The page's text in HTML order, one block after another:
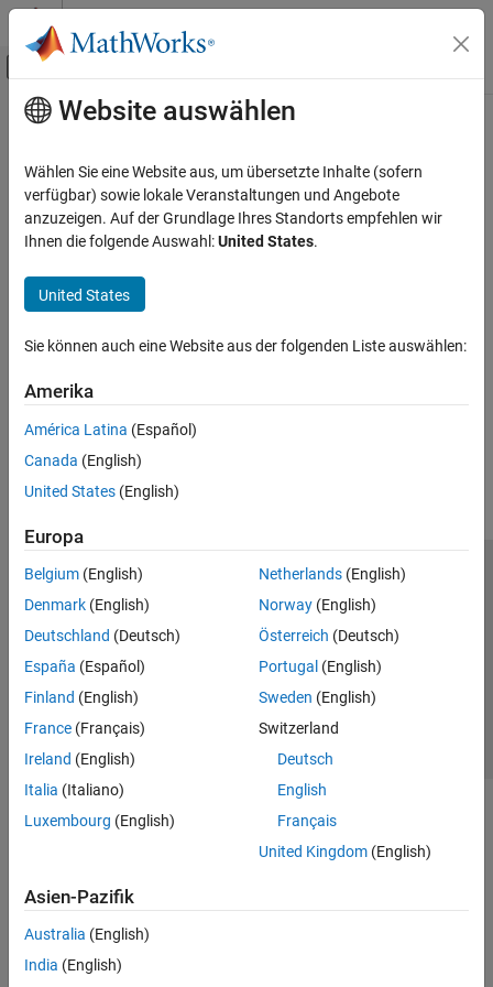
Weiter zum Inhalt
Umschaltung für Off-Canvas-
Startseite der Dokumentation
Hauptinhalt
How useful was this information?
Website auswählen
Wählen Sie eine Website aus, um übersetzte Inhalte (sofern
verfügbar) sowie lokale Veranstaltungen und Angebote
anzuzeigen. Auf der Grundlage Ihres Standorts empfehlen wir
Ihnen die folgende Auswahl:United States.
United States
Sie können auch eine Website aus der folgenden Liste auswählen:
Amerika
América Latina (Español)
Canada (English)
United States (English)
Europa
Belgium (English)
Denmark (English)
Deutschland (Deutsch)
España (Español)
Finland (English)
France (Français)
Ireland (English)
Italia (Italiano)
Luxembourg (English)
Netherlands(English)
Norway(English)
Österreich (Deutsch)
Portugal (English)
Sweden (English)
Switzerland
Deutsch
English
Français
United Kingdom(English)
Asien-Pazifik
Australia (English)
India (English)
Trust Center
Datenschutz-Richtlinien
Datendiebstahl verhindern
Status von Anwendungen
© 1994-2026 The MathWorks, Inc.
Website auswählen
Deutschland